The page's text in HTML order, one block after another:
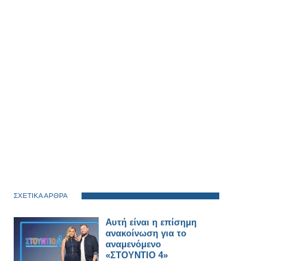
ΣΧΕΤΙΚΑ ΑΡΘΡΑ
Αυτή είναι η επίσημη
ανακοίνωση για το
αναμενόμενο
«ΣΤΟΥΝΤΙΟ 4»